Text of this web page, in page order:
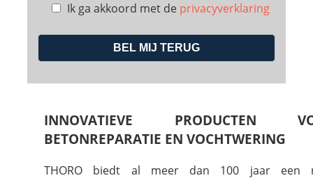
Ik ga akkoord met de privacyverklaring
veld
INNOVATIEVE PRODUCTEN
BETONREPARATIE EN VOCHTWERING
THORO biedt al meer dan 100 jaar een